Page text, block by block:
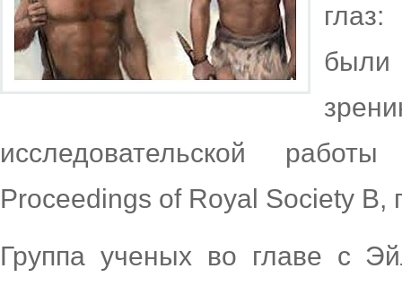
были
исследовательской
Proceedings of Royal Society B,
Группа ученых во главе с